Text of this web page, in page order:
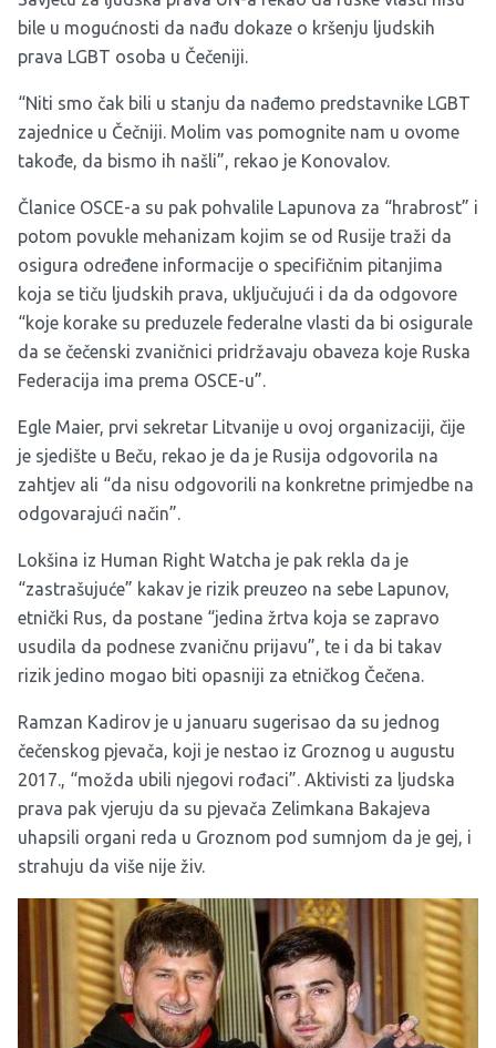
bile u mogućnosti da nađu dokaze o kršenju ljudskih
prava LGBT osoba u Čečeniji.
“Niti smo čak bili u stanju da nađemo predstavnike LGBT
zajednice u Čečniji. Molim vas pomognite nam u ovome
takođe, da bismo ih našli”, rekao je Konovalov.
Članice OSCE-a su pak pohvalile Lapunova za “hrabrost” i
potom povukle mehanizam kojim se od Rusije traži da
osigura određene informacije o specifičnim pitanjima
koja se tiču ljudskih prava, uključujući i da da odgovore
“koje korake su preduzele federalne vlasti da bi osigurale
da se čečenski zvaničnici pridržavaju obaveza koje Ruska
Federacija ima prema OSCE-u”.
Egle Maier, prvi sekretar Litvanije u ovoj organizaciji, čije
je sjedište u Beču, rekao je da je Rusija odgovorila na
zahtjev ali “da nisu odgovorili na konkretne primjedbe na
odgovarajući način”.
Lokšina iz Human Right Watcha je pak rekla da je
“zastrašujuće” kakav je rizik preuzeo na sebe Lapunov,
etnički Rus, da postane “jedina žrtva koja se zapravo
usudila da podnese zvaničnu prijavu”, te i da bi takav
rizik jedino mogao biti opasniji za etničkog Čečena.
Ramzan Kadirov je u januaru sugerisao da su jednog
čečenskog pjevača, koji je nestao iz Groznog u augustu
2017., “možda ubili njegovi rođaci”. Aktivisti za ljudska
prava pak vjeruju da su pjevača Zelimkana Bakajeva
uhapsili organi reda u Groznom pod sumnjom da je gej, i
strahuju da više nije živ.